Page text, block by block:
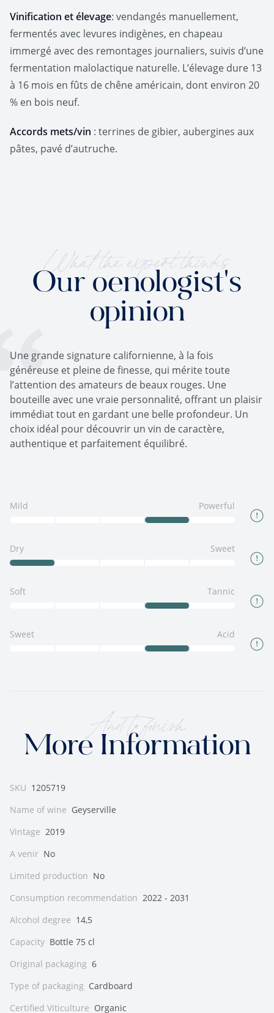
Vinification et élevage: vendangés manuellement,
fermentés avec levures indigènes, en chapeau
immergé avec des remontages journaliers, suivis d’une
fermentation malolactique naturelle. L’élevage dure 13
à 16 mois en fûts de chêne américain, dont environ 20
% en bois neuf.
Accords mets/vin : terrines de gibier, aubergines aux
pâtes, pavé d’autruche.
What the expert thinks
Our oenologist's
opinion
Une grande signature californienne, à la fois
généreuse et pleine de finesse, qui mérite toute
l’attention des amateurs de beaux rouges. Une
bouteille avec une vraie personnalité, offrant un plaisir
immédiat tout en gardant une belle profondeur. Un
choix idéal pour découvrir un vin de caractère,
authentique et parfaitement équilibré.
Mild Powerful
Dry Sweet
Soft Tannic
Sweet Acid
And to finish
More Information
SKU 1205719
Name of wine Geyserville
Vintage 2019
A venir No
Limited production No
Consumption recommendation 2022 - 2031
Alcohol degree 14,5
Capacity Bottle 75 cl
Original packaging 6
Type of packaging Cardboard
Certified Viticulture Organic